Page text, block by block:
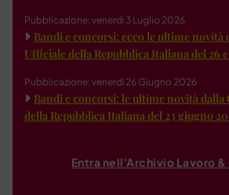
Pubblicazione: venerdì 3 Luglio 2026
Bandi e concorsi: ecco le ultime novità
Ufficiale della Repubblica Italiana del 26
Pubblicazione: venerdì 26 Giugno 2026
Bandi e concorsi: le ultime novità dalla
della Repubblica Italiana del 23 giugno
Entra nell'Archivio Lavoro